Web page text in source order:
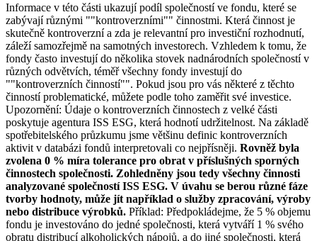
Informace v této části ukazují podíl společností ve fondu, které se
zabývají různými ""kontroverzními"" činnostmi. Která činnost je
skutečně kontroverzní a zda je relevantní pro investiční rozhodnutí,
záleží samozřejmě na samotných investorech. Vzhledem k tomu, že
fondy často investují do několika stovek nadnárodních společností v
různých odvětvích, téměř všechny fondy investují do
""kontroverzních činností"". Pokud jsou pro vás některé z těchto
činností problematické, můžete podle toho zaměřit své investice.
Upozornění: Údaje o kontroverzních činnostech z velké části
poskytuje agentura ISS ESG, která hodnotí udržitelnost. Na základě
spotřebitelského průzkumu jsme většinu definic kontroverzních
aktivit v databázi fondů interpretovali co nejpřísněji. Rovněž byla
zvolena 0 % míra tolerance pro obrat v příslušných sporných
činnostech společnosti. Zohledněny jsou tedy všechny činnosti
analyzované společností ISS ESG. V úvahu se berou různé fáze
tvorby hodnoty, může jít například o služby zpracování, výroby
nebo distribuce výrobků. Příklad: Předpokládejme, že 5 % objemu
fondu je investováno do jedné společnosti, která vytváří 1 % svého
obratu distribucí alkoholických nápojů, a do jiné společnosti, která